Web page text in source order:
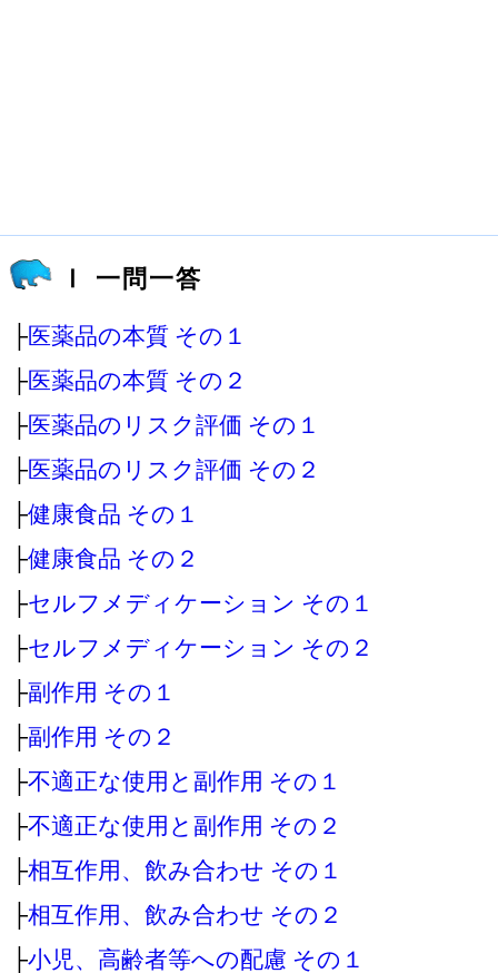
Ⅰ 一問一答
├医薬品の本質 その１
├医薬品の本質 その２
├医薬品のリスク評価 その１
├医薬品のリスク評価 その２
├健康食品 その１
├健康食品 その２
├セルフメディケーション その１
├セルフメディケーション その２
├副作用 その１
├副作用 その２
├不適正な使用と副作用 その１
├不適正な使用と副作用 その２
├相互作用、飲み合わせ その１
├相互作用、飲み合わせ その２
├小児、高齢者等への配慮 その１